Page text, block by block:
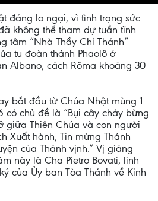
đáng lo ngại, vì tình trạng sức
không thể tham dự tuần tĩnh
tâm “Nhà Thầy Chí Thánh”
tu đoàn thánh Phaolô ở
Albano, cách Rôma khoảng 30
bắt đầu từ Chúa Nhật mùng 1
có chủ đề là “Bụi cây cháy bừng
giữa Thiên Chúa và con người
Xuất hành, Tin mừng Thánh
của Thánh vịnh.” Vị giảng
này là Cha Pietro Bovati, linh
của Ủy ban Tòa Thánh về Kinh